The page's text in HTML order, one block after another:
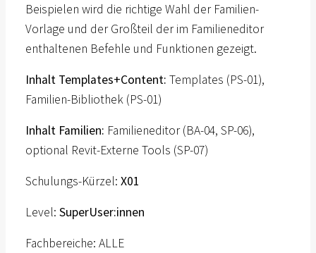
Beispielen wird die richtige Wahl der Familien-
Vorlage und der Großteil der im Familieneditor
enthaltenen Befehle und Funktionen gezeigt.
Inhalt Templates+Content: Templates (PS-01),
Familien-Bibliothek (PS-01)
Inhalt Familien: Familieneditor (BA-04, SP-06),
optional Revit-Externe Tools (SP-07)
Schulungs-Kürzel: X01
Level: SuperUser:innen
Fachbereiche: ALLE